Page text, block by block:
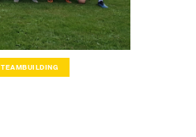
hofer powertrain and Pollmann
11. March 2025
TEAMBUILDING